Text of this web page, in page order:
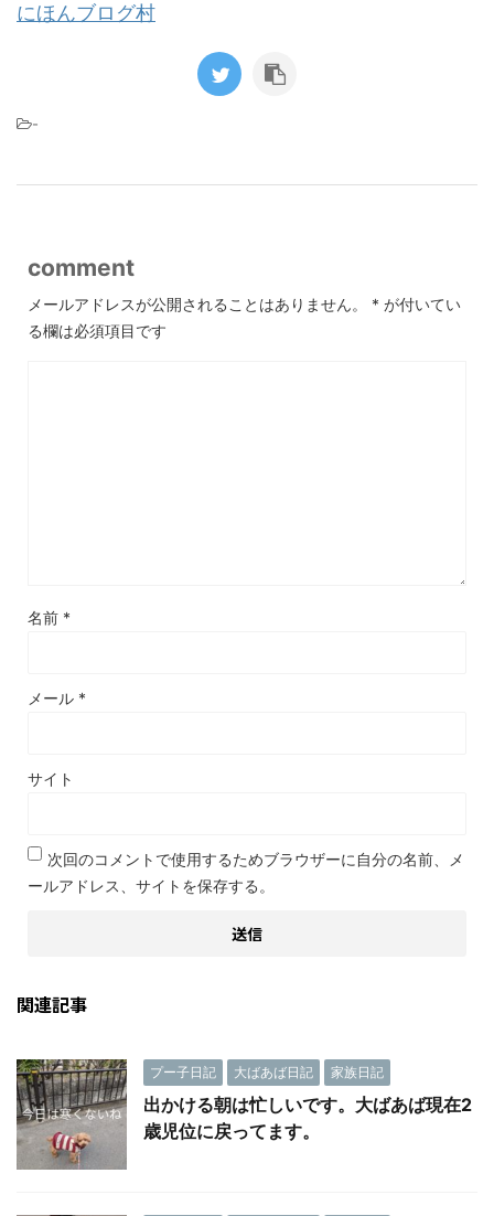
にほんブログ村
-
comment
メールアドレスが公開されることはありません。 * が付いてい
る欄は必須項目です
名前 *
メール *
サイト
次回のコメントで使用するためブラウザーに自分の名前、メ
ールアドレス、サイトを保存する。
関連記事
プー子日記 大ばあば日記 家族日記
出かける朝は忙しいです。大ばあば現在2
歳児位に戻ってます。